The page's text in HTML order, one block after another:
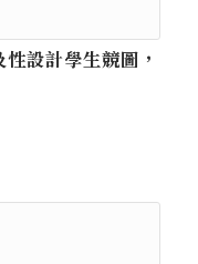
設計學生競圖，